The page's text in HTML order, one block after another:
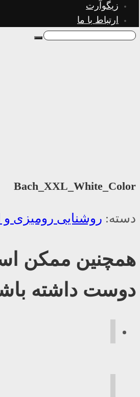
زیگوآرت
ارتباط با ما
Bach_XXL_White_Color
دسته: روشنایی رومیزی و
همچنین ممکن
دوست داشته